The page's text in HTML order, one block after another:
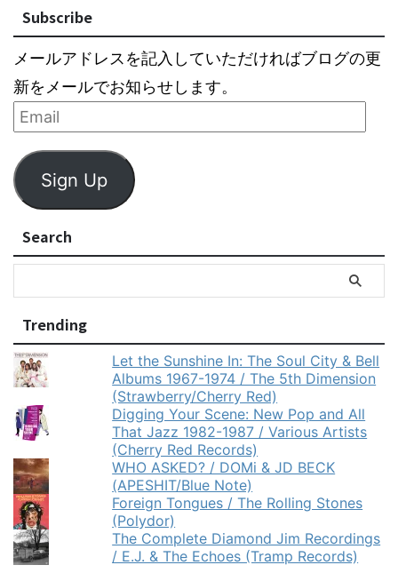
Subscribe
メールアドレスを記入していただければブログの更
新をメールでお知らせします。
Sign Up
Search
Trending
Let the Sunshine In: The Soul City & Bell
Albums 1967-1974 / The 5th Dimension
(Strawberry/Cherry Red)
Digging Your Scene: New Pop and All
That Jazz 1982-1987 / Various Artists
(Cherry Red Records)
WHO ASKED? / DOMi & JD BECK
(APESHIT/Blue Note)
Foreign Tongues / The Rolling Stones
(Polydor)
The Complete Diamond Jim Recordings
/ E.J. & The Echoes (Tramp Records)